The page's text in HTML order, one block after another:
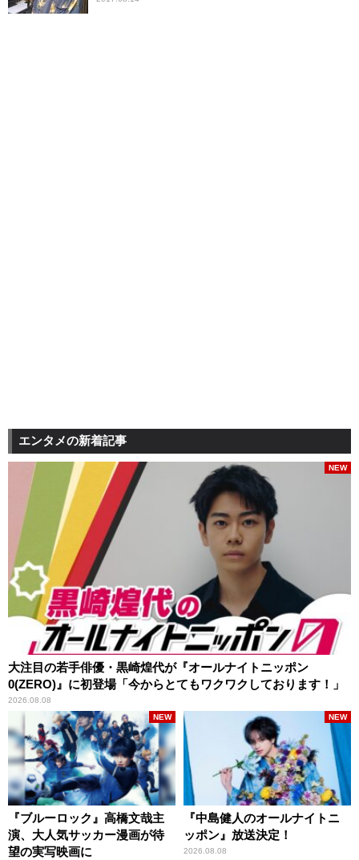
エンタメの新着記事
大注目の若手俳優・黒崎煌代が『オールナイトニッポン
0(ZERO)』に初登場「今からとてもワクワクしております！」
2026.08.08
NEW
『ブルーロック』高橋文哉主
演、大人気サッカー漫画が待
望の実写映画に
NEW
『中島健人のオールナイトニ
ッポン』放送決定！
2026.08.08
NEW